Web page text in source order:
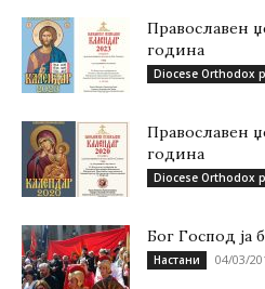
Православен
година
Diocese Orthodox
Православен
година
Diocese Orthodox
Бог Господ ја
Настани 04/03/